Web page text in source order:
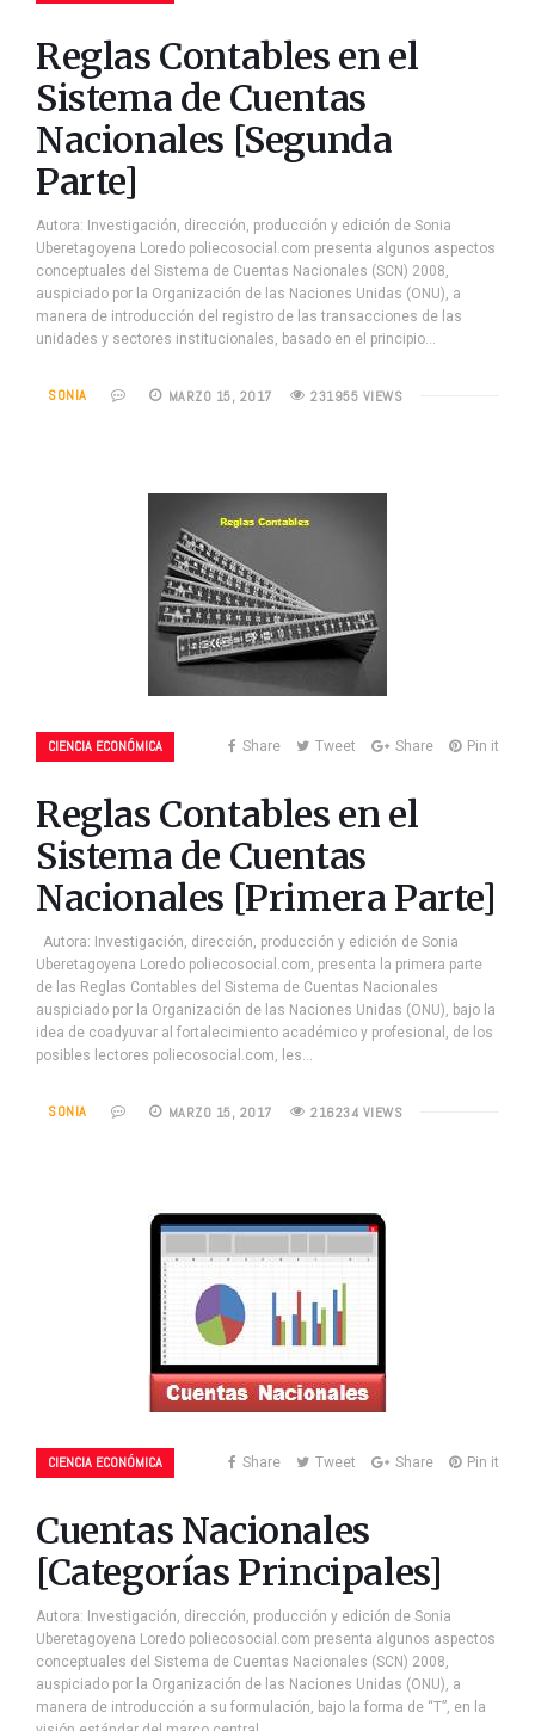
Reglas Contables en el
Sistema de Cuentas
Nacionales [Segunda
Parte]
Autora: Investigación, dirección, producción y edición de Sonia
Uberetagoyena Loredo poliecosocial.com presenta algunos aspectos
conceptuales del Sistema de Cuentas Nacionales (SCN) 2008,
auspiciado por la Organización de las Naciones Unidas (ONU), a
manera de introducción del registro de las transacciones de las
unidades y sectores institucionales, basado en el principio…
SONIA MARZO 15, 2017 231955 VIEWS
CIENCIA ECONÓMICA Share Tweet Share Pin it
Reglas Contables en el
Sistema de Cuentas
Nacionales [Primera Parte]
Autora: Investigación, dirección, producción y edición de Sonia
Uberetagoyena Loredo poliecosocial.com, presenta la primera parte
de las Reglas Contables del Sistema de Cuentas Nacionales
auspiciado por la Organización de las Naciones Unidas (ONU), bajo la
idea de coadyuvar al fortalecimiento académico y profesional, de los
posibles lectores poliecosocial.com, les…
SONIA MARZO 15, 2017 216234 VIEWS
CIENCIA ECONÓMICA Share Tweet Share Pin it
Cuentas Nacionales
[Categorías Principales]
Autora: Investigación, dirección, producción y edición de Sonia
Uberetagoyena Loredo poliecosocial.com presenta algunos aspectos
conceptuales del Sistema de Cuentas Nacionales (SCN) 2008,
auspiciado por la Organización de las Naciones Unidas (ONU), a
manera de introducción a su formulación, bajo la forma de “T”, en la